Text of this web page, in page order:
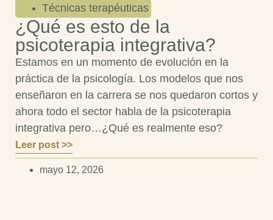
Técnicas terapéuticas
¿Qué es esto de la
psicoterapia integrativa?
Estamos en un momento de evolución en la
práctica de la psicología. Los modelos que nos
enseñaron en la carrera se nos quedaron cortos y
ahora todo el sector habla de la psicoterapia
integrativa pero…¿Qué es realmente eso?
Leer post >>
mayo 12, 2026